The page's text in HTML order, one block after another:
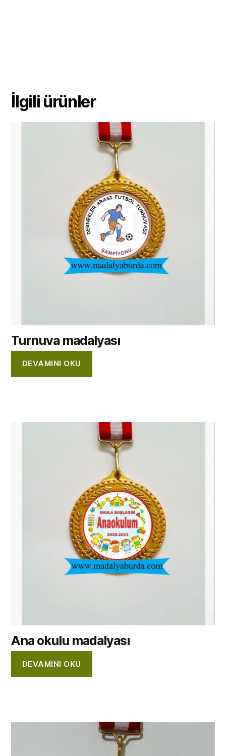
İlgili ürünler
Turnuva madalyası
DEVAMINI OKU
Ana okulu madalyası
DEVAMINI OKU